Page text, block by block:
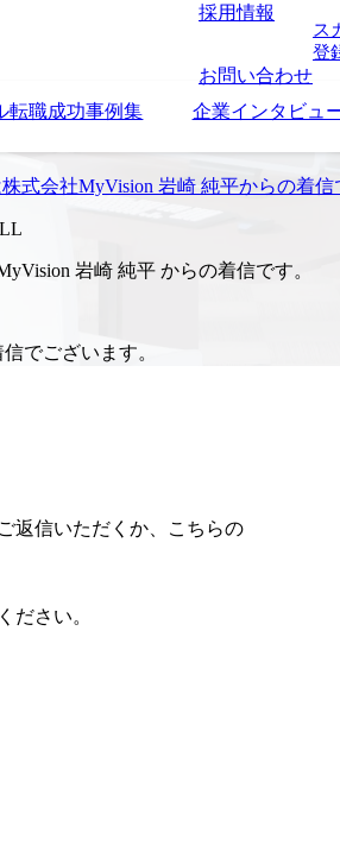
採用情報
お問い合わせ
ス
登
転職成功事例集 企業インタビュ
株式会社MyVision 岩崎 純平からの着信
岩崎 純平 からの着信です。
でございます。
返信いただくか、こちらの
ださい。